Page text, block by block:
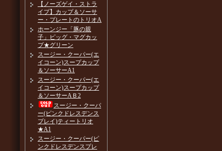
【ノーズゲイ・ストラ
イプ】カップ＆ソーサ
ー・プレートのトリオA
ホーンジー「豚の親
子」ピッグ・マグカッ
プ★グリーン
スージー・クーパー(エ
イコーン)スープカップ
＆ソーサーA1
スージー・クーパー(エ
イコーン)スープカップ
＆ソーサーAＢ2
スージー・クーパ
ー(ピンクドレスデンス
プレイ)ティートリオ
★A1
スージー・クーパー(ピ
ンクドレスデンスプレ